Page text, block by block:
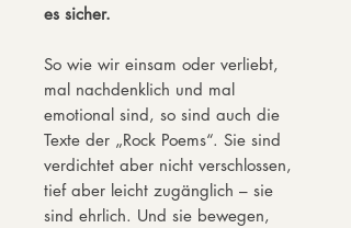
es sicher.
So wie wir einsam oder verliebt,
mal nachdenklich und mal
emotional sind, so sind auch die
Texte der „Rock Poems“. Sie sind
verdichtet aber nicht verschlossen,
tief aber leicht zugänglich – sie
sind ehrlich. Und sie bewegen,